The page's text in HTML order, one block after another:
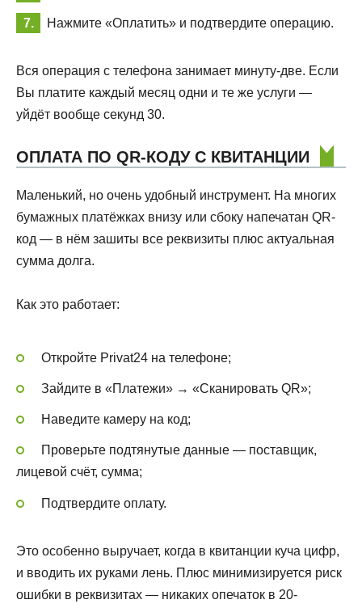
Нажмите «Оплатить» и подтвердите операцию.
Вся операция с телефона занимает минуту-две. Если
Вы платите каждый месяц одни и те же услуги —
уйдёт вообще секунд 30.
ОПЛАТА ПО QR-КОДУ С КВИТАНЦИИ
Маленький, но очень удобный инструмент. На многих
бумажных платёжках внизу или сбоку напечатан QR-
код — в нём зашиты все реквизиты плюс актуальная
сумма долга.
Как это работает:
Откройте Privat24 на телефоне;
Зайдите в «Платежи» → «Сканировать QR»;
Наведите камеру на код;
Проверьте подтянутые данные — поставщик,
лицевой счёт, сумма;
Подтвердите оплату.
Это особенно выручает, когда в квитанции куча цифр,
и вводить их руками лень. Плюс минимизируется риск
ошибки в реквизитах — никаких опечаток в 20-